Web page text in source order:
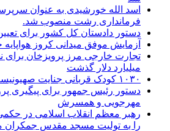
اسد الله خورشیدی به عنوان
فرمانداری رشت منصوب شد.
دستور دادستان کل کشور برای
آزمایش موفق میدانی کروز هواپایه
تجارت خارجی مرز پرویزخان برای
میلیارد دلار گذشت
۱۰۳۰ کودک قربانی جنایت صهیونیست‌ها
دستور رئیس جمهور برای پیگیری
مهرجویی و همسرش
رهبر معظم انقلاب اسلامی در
را به تولیت مسجد مقدس جمکران